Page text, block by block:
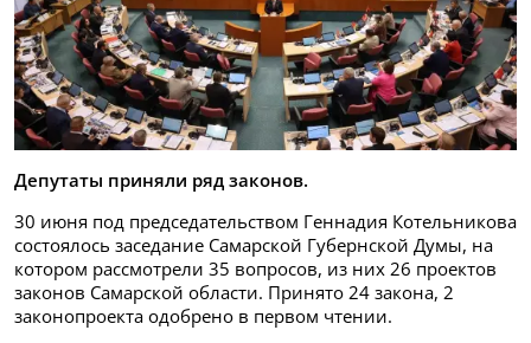
Депутаты приняли ряд законов.
30 июня под председательством Геннадия Котельникова
состоялось заседание Самарской Губернской Думы, на
котором рассмотрели 35 вопросов, из них 26 проектов
законов Самарской области. Принято 24 закона, 2
законопроекта одобрено в первом чтении.